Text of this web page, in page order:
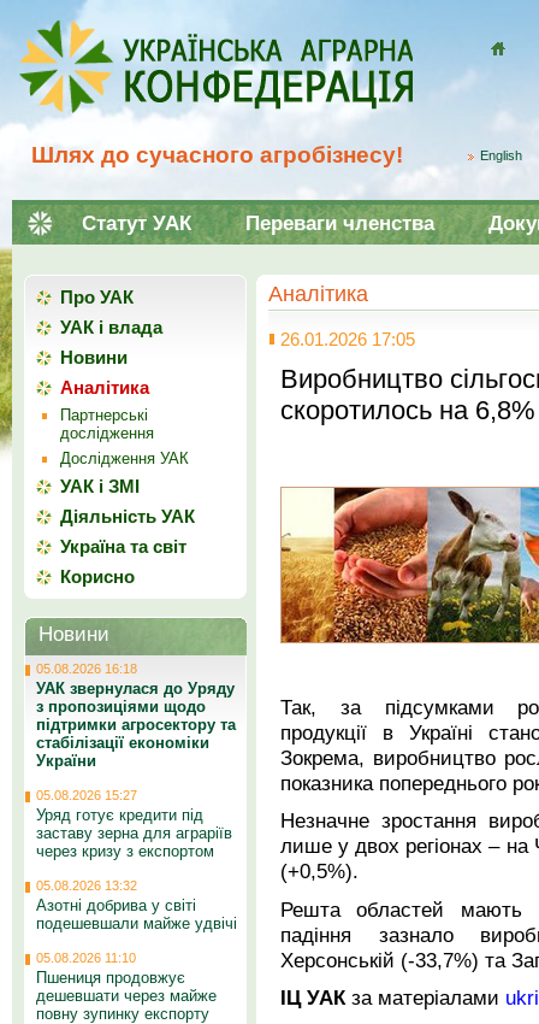
Шлях до сучасного агробізнесу! English
Статут УАК Переваги членства
Аналітика
26.01.2026 17:05
Виробництво
скоротилось на 6,8%
Так, за підсумками
продукції в Україні
Зокрема, виробництво
показника попереднього
Незначне зростання
лише у двох регіонах – на
(+0,5%).
Решта областей мають
падіння зазнало
Херсонській (-33,7%) та
ІЦ УАКза матеріалами
Про УАК
УАК і влада
Новини
Аналітика
Партнерські
дослідження
Дослідження УАК
УАК і ЗМІ
Діяльність УАК
Україна та світ
Корисно
Новини
05.08.2026 16:18
УАК звернулася до Уряду
з пропозиціями щодо
підтримки агросектору та
стабілізації економіки
України
05.08.2026 15:27
Уряд готує кредити під
заставу зерна для аграріїв
через кризу з експортом
05.08.2026 13:32
Азотні добрива у світі
подешевшали майже удвічі
05.08.2026 11:10
Пшениця продовжує
дешевшати через майже
повну зупинку експорту